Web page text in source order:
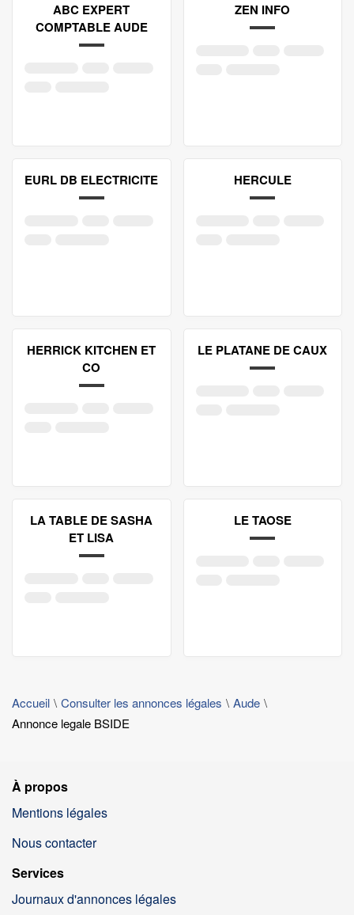
ABC EXPERT
COMPTABLE AUDE
ZEN INFO
EURL DB ELECTRICITE HERCULE
HERRICK KITCHEN ET
CO
LE PLATANE DE CAUX
LA TABLE DE SASHA
ET LISA
LE TAOSE
Accueil Consulter les annonces légales
Aude
Annonce legale BSIDE
À propos
Mentions légales
Nous contacter
Services
Journaux d'annonces légales